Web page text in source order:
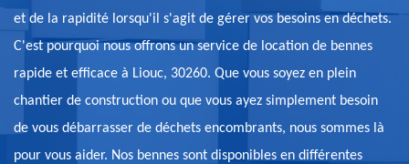
et de la rapidité lorsqu'il s'agit de gérer vos besoins en déchets.
C'est pourquoi nous offrons un service de location de bennes
rapide et efficace à Liouc, 30260. Que vous soyez en plein
chantier de construction ou que vous ayez simplement besoin
de vous débarrasser de déchets encombrants, nous sommes là
pour vous aider. Nos bennes sont disponibles en différentes